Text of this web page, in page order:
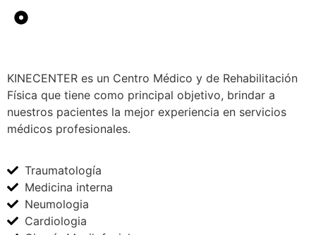
KINECENTER es un Centro Médico y de Rehabilitación
Física que tiene como principal objetivo, brindar a
nuestros pacientes la mejor experiencia en servicios
médicos profesionales.
Traumatología
Medicina interna
Neumologia
Cardiologia